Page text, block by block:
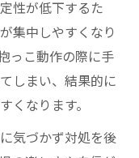
性が低下するた
集中しやすくなり
っこ動作の際に手
しまい、結果的に
くなります。
気づかず対処を後